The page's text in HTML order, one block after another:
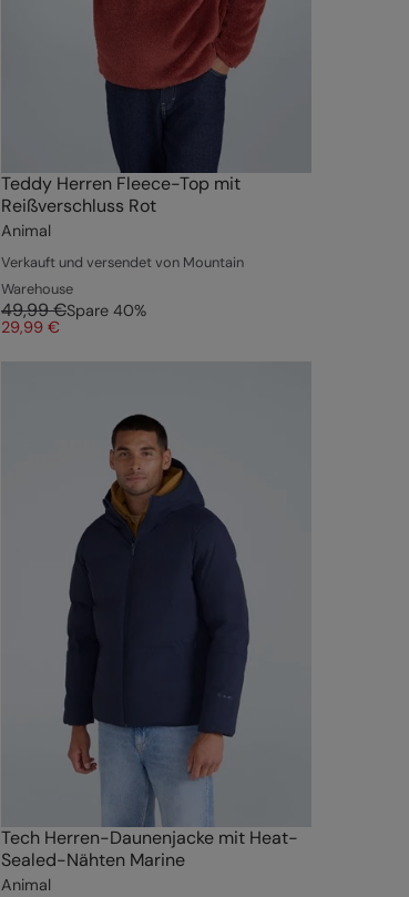
Teddy Herren Fleece-Top mit
Reißverschluss Rot
Animal
Verkauft und versendet von Mountain
Warehouse
49,99 €Spare 40%
29,99 €
Tech Herren-Daunenjacke mit Heat-
Sealed-Nähten Marine
Animal